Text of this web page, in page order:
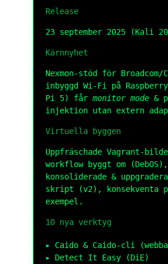
Release
23 september 2025 (Kali
Kärnnyhet
Nexmon-stöd för Broadcom/
inbyggd Wi-Fi på
Pi 5) får monitor mode &
injektion utan extern
Virtuella byggen
Uppfräschade Vagrant-
workflow byggt om (DebOS),
konsoliderade &
skript (v2), konsekventa
exempel.
10 nya verktyg
Caido & Caido-cli
Detect It Easy (DiE)